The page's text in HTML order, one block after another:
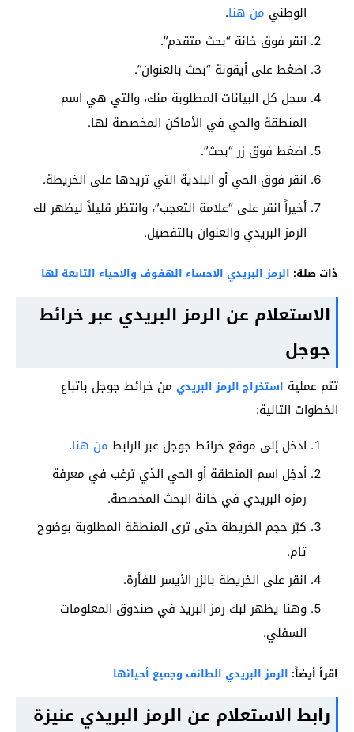
الوطني من هنا.
انقر فوق خانة “بحث متقدم”.
اضغط على أيقونة “بحث بالعنوان”.
سجل كل البيانات المطلوبة منك، والتي هي اسم
المنطقة والحي في الأماكن المخصصة لها.
اضغط فوق زر “بحث”.
انقر فوق الحي أو البلدية التي تريدها على الخريطة.
أخيراً انقر على “علامة التعجب”، وانتظر قليلاً ليظهر لك
الرمز البريدي والعنوان بالتفصيل.
ذات صلة: الرمز البريدي الاحساء الهفوف والاحياء التابعة لها
الاستعلام عن الرمز البريدي عبر خرائط
جوجل
تتم عملية استخراج الرمز البريدي من خرائط جوجل باتباع
الخطوات التالية:
ادخل إلى موقع خرائط جوجل عبر الرابط من هنا.
أدخِل اسم المنطقة أو الحي الذي ترغب في معرفة
رمزه البريدي في خانة البحث المخصصة.
كبّر حجم الخريطة حتى ترى المنطقة المطلوبة بوضوح
تام.
انقر على الخريطة بالزر الأيسر للفأرة.
وهنا يظهر لبك رمز البريد في صندوق المعلومات
السفلي.
اقرأ أيضاً: الرمز البريدي الطائف وجميع أحيائها
رابط الاستعلام عن الرمز البريدي عنيزة